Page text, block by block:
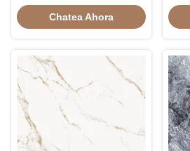
fauces de los pescados del
boutique de la losa de mármol
Chatea Ahora